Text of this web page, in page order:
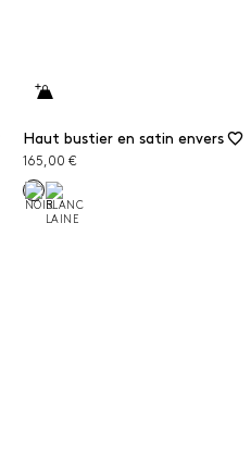
Haut bustier en satin envers
165,00 €